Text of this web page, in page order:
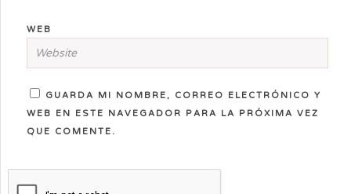
WEB
GUARDA MI NOMBRE, CORREO ELECTRÓNICO Y
WEB EN ESTE NAVEGADOR PARA LA PRÓXIMA VEZ
QUE COMENTE.